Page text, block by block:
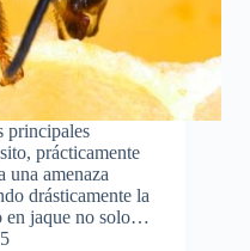
principales
prácticamente
una amenaza
drásticamente la
en jaque no solo…